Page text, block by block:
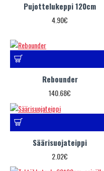
Pujottelukeppi 120cm
4.90€
Rebounder
140.68€
Säärisuojateippi
2.02€